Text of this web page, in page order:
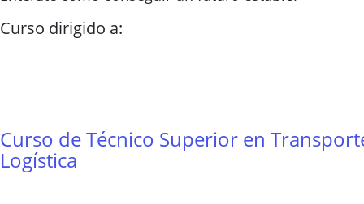
Curso dirigido a:
Curso de Técnico Superior en
Logística